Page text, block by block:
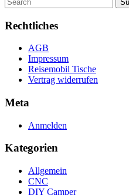
for:
Rechtliches
AGB
Impressum
Reisemobil Tische
Vertrag widerrufen
Meta
Anmelden
Kategorien
Allgemein
CNC
DIY Camper